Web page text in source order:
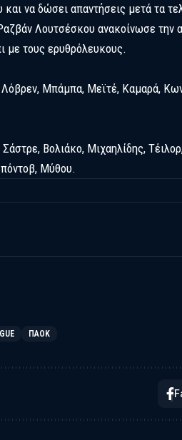
και να δώσει απαντήσεις μετά τα
Λουτσέσκου ανακοίνωσε την
με τους ερυθρόλευκους.
Μπάμπα, Μεϊτέ, Καμαρά,
Βολιάκο, Μιχαηλίδης,
Μύθου.
ΠΑΟΚ